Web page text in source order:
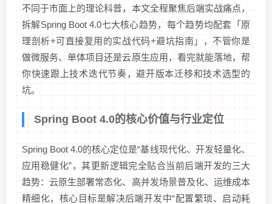
不同于市面上的理论科普，本文全程聚焦后端实战痛点，
拆解Spring Boot 4.0七大核心趋势，每个趋势均配套「原
理剖析+可直接复用的实战代码+避坑指南」，不管你是
做微服务、单体项目还是云原生应用，看完就能落地，帮
你快速跟上技术迭代节奏，避开版本迁移和技术选型的
坑。
Spring Boot 4.0的核心价值与行业定位
Spring Boot 4.0的核心定位是“基线现代化、开发轻量化、
应用稳健化”，其更新逻辑完全贴合当前后端开发的三大
趋势：云原生部署常态化、高并发场景普及化、运维成本
精细化，核心目标是解决后端开发中“配置繁琐、启动耗